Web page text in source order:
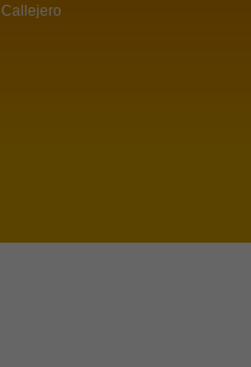
Callejero